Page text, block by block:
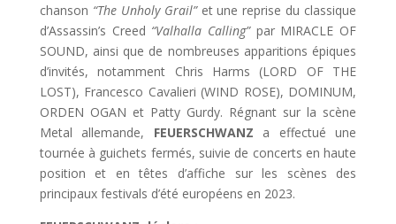
chanson “The Unholy Grail”et une reprise du classique
d’Assassin’s Creed “Valhalla Calling”par MIRACLE OF
SOUND, ainsi que de nombreuses apparitions épiques
d’invités, notamment Chris Harms (LORD OF THE
LOST), Francesco Cavalieri (WIND ROSE), DOMINUM,
ORDEN OGAN et Patty Gurdy. Régnant sur la scène
Metal allemande, FEUERSCHWANZ a effectué une
tournée à guichets fermés, suivie de concerts en haute
position et en têtes d’affiche sur les scènes des
principaux festivals d’été européens en 2023.